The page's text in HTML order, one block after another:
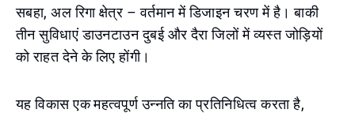
सबहा, अल रिगा क्षेत्र – वर्तमान में डिजाइन चरण में है। बाकी
तीन सुविधाएं डाउनटाउन दुबई और दैरा जिलों में व्यस्त जोड़ियों
को राहत देने के लिए होंगी।
यह विकास एक महत्वपूर्ण उन्नति का प्रतिनिधित्व करता है,